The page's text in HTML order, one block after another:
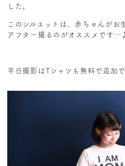
した。
このシルエットは、赤ちゃんがお
アフター撮るのがオススメです
平日撮影はTシャツも無料で追加で